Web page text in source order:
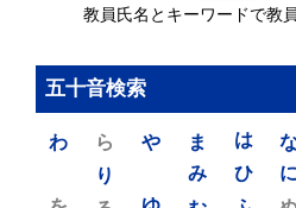
教員氏名とキーワードで教
五十音検索
な
に
ぬ
は
ひ
ふ
ま
み
む
や
ゆ
ら
り
る
わ
を